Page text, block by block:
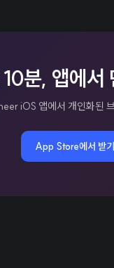
분, 앱에서
iOS 앱에서 개인화된
App Store에서 받기